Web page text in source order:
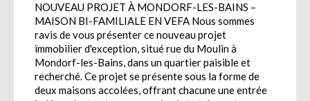
NOUVEAU PROJET À MONDORF-LES-BAINS –
MAISON BI-FAMILIALE EN VEFA Nous sommes
ravis de vous présenter ce nouveau projet
immobilier d'exception, situé rue du Moulin à
Mondorf-les-Bains, dans un quartier paisible et
recherché. Ce projet se présente sous la forme de
deux maisons accolées, offrant chacune une entrée